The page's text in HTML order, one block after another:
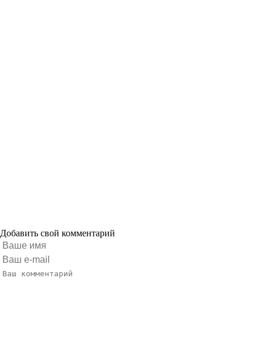
Добавить свой комментарий